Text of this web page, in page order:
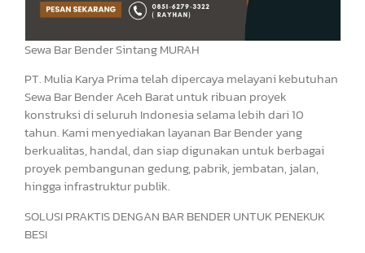
Sewa Bar Bender Sintang MURAH
PT. Mulia Karya Prima telah dipercaya melayani kebutuhan
Sewa Bar Bender Aceh Barat untuk ribuan proyek
konstruksi di seluruh Indonesia selama lebih dari 10
tahun. Kami menyediakan layanan Bar Bender yang
berkualitas, handal, dan siap digunakan untuk berbagai
proyek pembangunan gedung, pabrik, jembatan, jalan,
hingga infrastruktur publik.
SOLUSI PRAKTIS DENGAN BAR BENDER UNTUK PENEKUK
BESI